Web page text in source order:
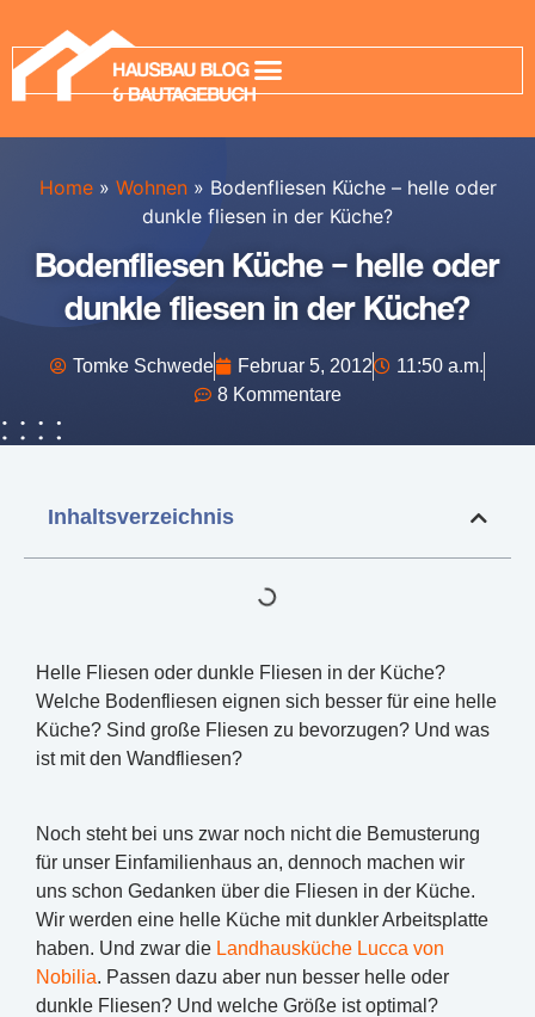
Home » Wohnen » Bodenfliesen Küche – helle oder
dunkle fliesen in der Küche?
Bodenfliesen Küche – helle oder
dunkle fliesen in der Küche?
Tomke Schwede Februar 5, 2012
11:50 a.m.
8 Kommentare
Inhaltsverzeichnis
Helle Fliesen oder dunkle Fliesen in der Küche?
Welche Bodenfliesen eignen sich besser für eine helle
Küche? Sind große Fliesen zu bevorzugen? Und was
ist mit den Wandfliesen?
Noch steht bei uns zwar noch nicht die Bemusterung
für unser Einfamilienhaus an, dennoch machen wir
uns schon Gedanken über die Fliesen in der Küche.
Wir werden eine helle Küche mit dunkler Arbeitsplatte
haben. Und zwar die Landhausküche Lucca von
Nobilia. Passen dazu aber nun besser helle oder
dunkle Fliesen? Und welche Größe ist optimal?